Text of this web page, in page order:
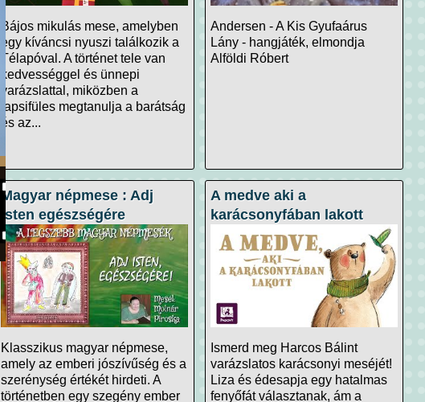
Bájos mikulás mese, amelyben
egy kíváncsi nyuszi találkozik a
Télapóval. A történet tele van
kedvességgel és ünnepi
varázslattal, miközben a
tapsifüles megtanulja a barátság
és az...
Andersen - A Kis Gyufaárus
Lány - hangjáték, elmondja
Alföldi Róbert
Magyar népmese : Adj
isten egészségére
Klasszikus magyar népmese,
amely az emberi jószívűség és a
szerénység értékét hirdeti. A
történetben egy szegény ember
A medve aki a
karácsonyfában lakott
Ismerd meg Harcos Bálint
varázslatos karácsonyi meséjét!
Liza és édesapja egy hatalmas
fenyőfát választanak, ám a